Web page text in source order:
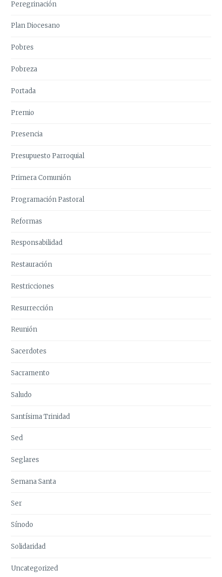
Peregrinación
Plan Diocesano
Pobres
Pobreza
Portada
Premio
Presencia
Presupuesto Parroquial
Primera Comunión
Programación Pastoral
Reformas
Responsabilidad
Restauración
Restricciones
Resurrección
Reunión
Sacerdotes
Sacramento
Saludo
Santísima Trinidad
Sed
Seglares
Semana Santa
Ser
Sínodo
Solidaridad
Uncategorized